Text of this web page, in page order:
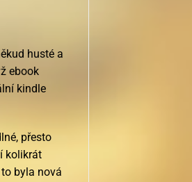
husté a
ebook
kindle
přesto
kolikrát
byla nová